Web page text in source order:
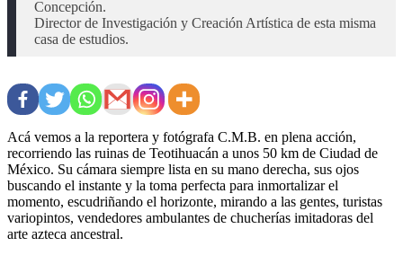
Concepción.
Director de Investigación y Creación Artística de esta misma
casa de estudios.
Acá vemos a la reportera y fotógrafa C.M.B. en plena acción,
recorriendo las ruinas de Teotihuacán a unos 50 km de Ciudad de
México. Su cámara siempre lista en su mano derecha, sus ojos
buscando el instante y la toma perfecta para inmortalizar el
momento, escudriñando el horizonte, mirando a las gentes, turistas
variopintos, vendedores ambulantes de chucherías imitadoras del
arte azteca ancestral.